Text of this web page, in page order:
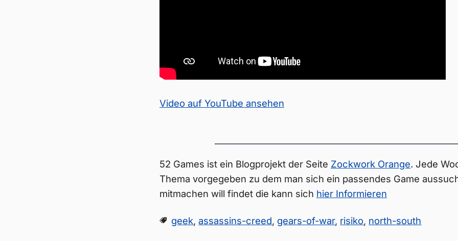
Video auf YouTube ansehen
52 Games ist ein Blogprojekt der Seite Zockwork Orange. Jede
Thema vorgegeben zu dem man sich ein passendes Game
mitmachen will findet die kann sich hier Informieren
geek,assassins-creed, gears-of-war, risiko, north-south